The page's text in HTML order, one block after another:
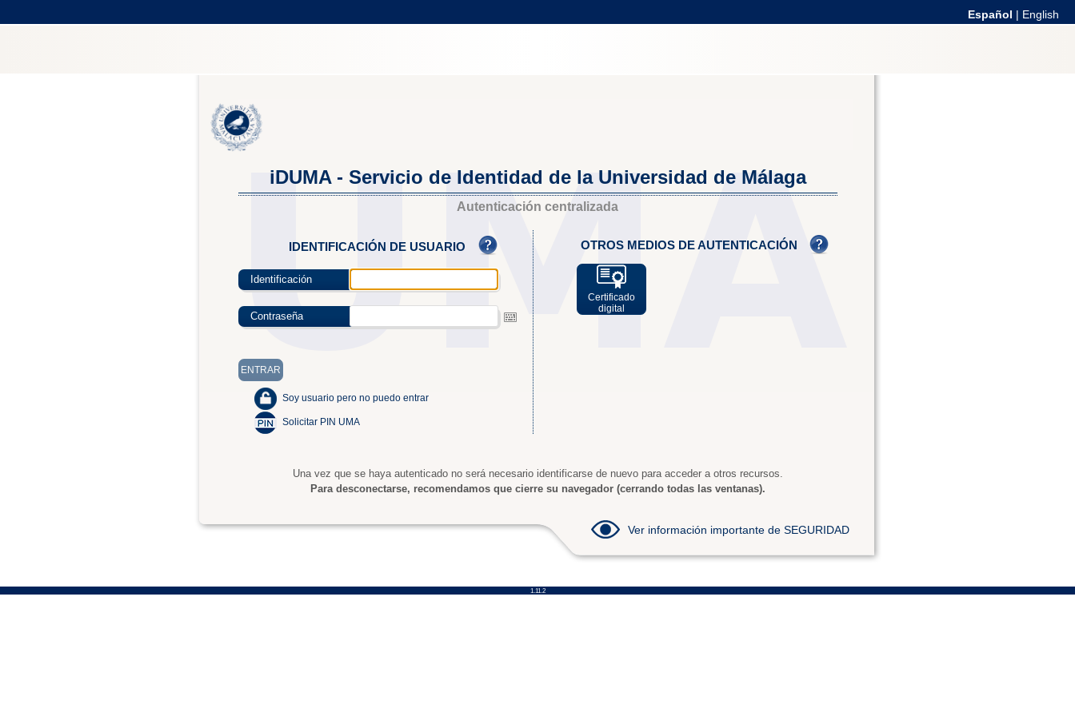
Español | English
iDUMA - Servicio de Identidad de la Universidad de Málaga
Autenticación centralizada
IDENTIFICACIÓN DE USUARIO
Identificación
Contraseña
Soy usuario pero no puedo entrar
Solicitar PIN UMA
OTROS MEDIOS DE AUTENTICACIÓN
Certificado
digital
Una vez que se haya autenticado no será necesario identificarse de nuevo para acceder a otros recursos.
Para desconectarse, recomendamos que cierre su navegador (cerrando todas las ventanas).
Ver información importante de SEGURIDAD
1.11.2